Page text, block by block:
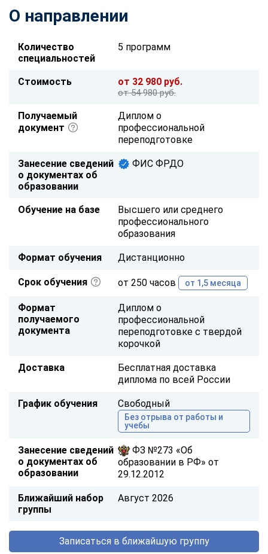
О направлении
Количество
специальностей
5 программ
Стоимость от 32 980 руб.
от 54 980 руб.
Получаемый
документ
Диплом о
профессиональной
переподготовке
Занесение сведений
о документах об
образовании
ФИС ФРДО
Обучение на базе
Высшего или среднего
профессионального
образования
Формат обучения Дистанционно
Срок обучения от 250 часов от 1,5 месяца
Формат
получаемого
документа
Диплом о
профессиональной
переподготовке с твердой
корочкой
Доставка
Бесплатная доставка
диплома по всей России
График обучения Свободный
Без отрыва от работы и
учебы
Занесение сведений
о документах об
образовании
ФЗ №273 «Об
образовании в РФ» от
29.12.2012
Ближайший набор
группы
Август 2026
Записаться в ближайшую группу